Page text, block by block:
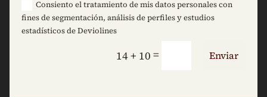
Consiento el tratamiento de mis datos personales con
fines de segmentación, análisis de perfiles y estudios
estadísticos de Deviolines
14 + 10 = Enviar